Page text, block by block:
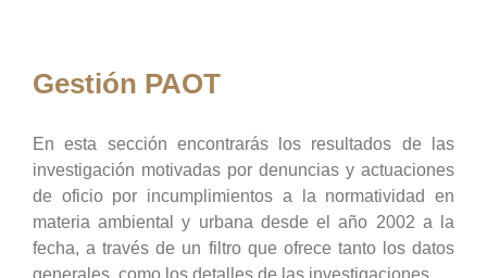
Gestión PAOT
En esta sección encontrarás los resultados de las
investigación motivadas por denuncias y actuaciones
de oficio por incumplimientos a la normatividad en
materia ambiental y urbana desde el año 2002 a la
fecha, a través de un filtro que ofrece tanto los datos
generales, como los detalles de las investigaciones.